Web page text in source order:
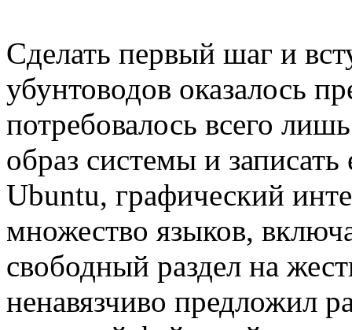
Сделать первый шаг и
убунтоводов оказалось
потребовалось всего
образ системы и
Ubuntu, графический
множество языков,
свободный раздел на
ненавязчиво предложил